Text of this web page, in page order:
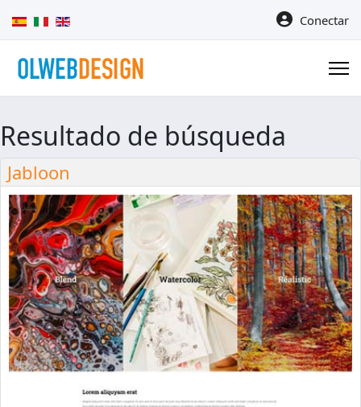
Seleccione su idioma Conectar
Resultado de búsqueda
Jabloon